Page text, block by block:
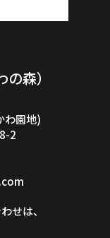
森）
わ園地)
2
せは、